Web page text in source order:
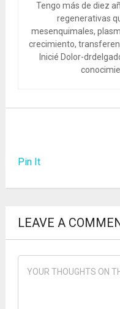
Tengo más de diez
regenerativas
mesenquimales,
crecimiento,
Inicié Dolor-
Pin It
LEAVE A